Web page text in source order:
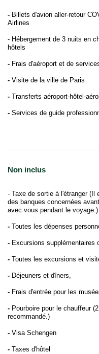
- Billets d'avion aller-retour
Airlines
- Hébergement de 3 nuits en
hôtels
- Frais d'aéroport et de
- Visite de la ville de Paris
- Transferts aéroport-hôtel-
- Services de guide
Non inclus
- Taxe de sortie à l'étranger (Il
des banques concernées
avec vous pendant le voyage.)
- Toutes les dépenses
- Excursions supplémentaires
- Toutes les excursions et
- Déjeuners et dîners,
- Frais d'entrée pour les
- Pourboire pour le chauffeur
recommandé.)
- Visa Schengen
- Taxes d'hôtel